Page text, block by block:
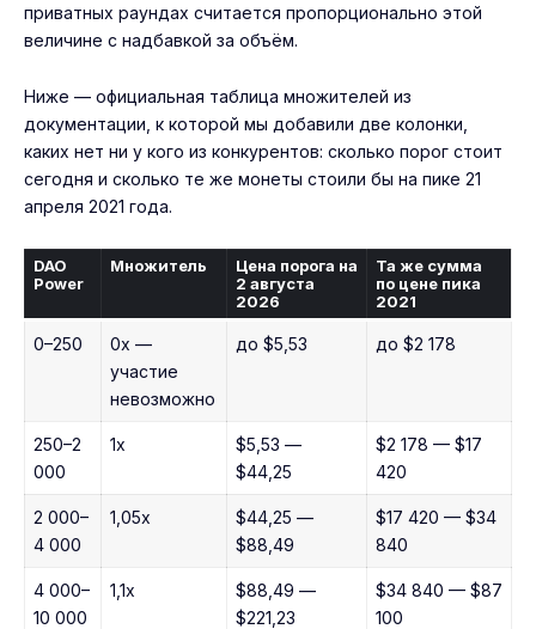
приватных раундах считается пропорционально этой
величине с надбавкой за объём.
Ниже — официальная таблица множителей из
документации, к которой мы добавили две колонки,
каких нет ни у кого из конкурентов: сколько порог стоит
сегодня и сколько те же монеты стоили бы на пике 21
апреля 2021 года.
DAO
Power
Множитель
Цена порога на
2 августа
2026
Та же сумма
по цене пика
2021
0–250
0x —
участие
невозможно
до $5,53 до $2 178
250–2
000
1x
$5,53 —
$44,25
$2 178 — $17
420
2 000–
4 000
1,05x
$44,25 —
$88,49
$17 420 — $34
840
4 000–
10 000
1,1x
$88,49 —
$221,23
$34 840 — $87
100